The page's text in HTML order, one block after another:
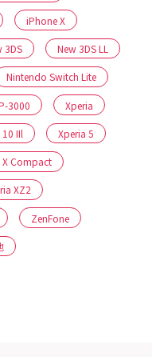
iPhone X
3DS New 3DS LL
Nintendo Switch Lite
3000 Xperia
IIl Xperia 5
X Compact
XZ2
ZenFone